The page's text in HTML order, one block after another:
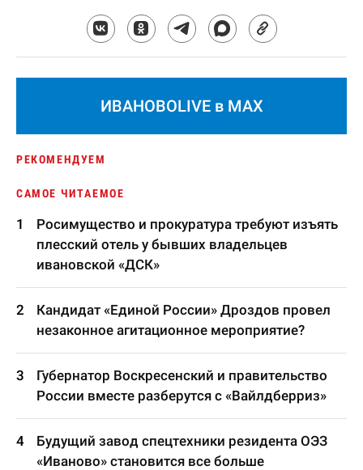
ИВАНОВОLIVE в MAX
РЕКОМЕНДУЕМ
САМОЕ ЧИТАЕМОЕ
Росимущество и прокуратура требуют изъять
плесский отель у бывших владельцев
ивановской «ДСК»
Кандидат «Единой России» Дроздов провел
незаконное агитационное мероприятие?
Губернатор Воскресенский и правительство
России вместе разберутся с «Вайлдберриз»
Будущий завод спецтехники резидента ОЭЗ
«Иваново» становится все больше